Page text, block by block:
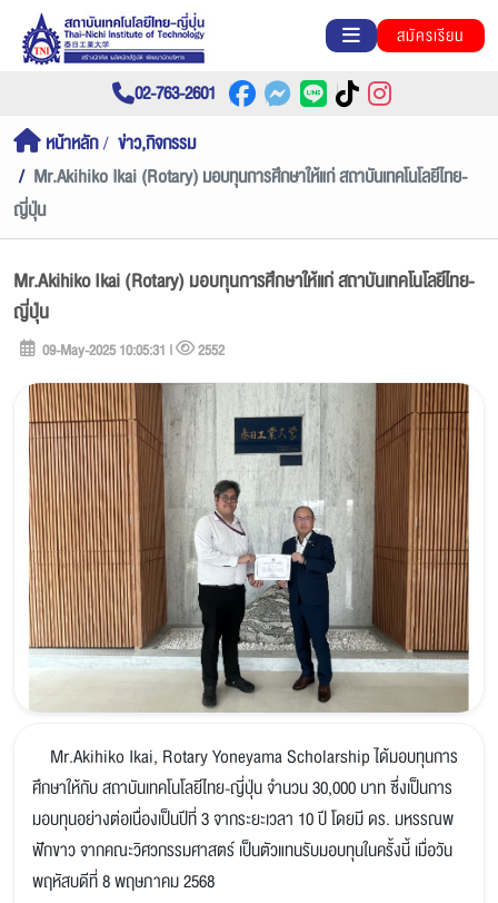
สมัครเรียน
02-763-2601
หน้าหลัก
ข่าว,กิจกรรม
Mr.Akihiko Ikai (Rotary) มอบทุนการศึกษาให้แก่ สถาบันเทคโนโลยีไทย-
ญี่ปุ่น
Mr.Akihiko Ikai (Rotary) มอบทุนการศึกษาให้แก่ สถาบันเทคโนโลยีไทย-
ญี่ปุ่น
09-May-2025 10:05:31 | 2552
Mr.Akihiko Ikai, Rotary Yoneyama Scholarship ได้มอบทุนการ
ศึกษาให้กับ สถาบันเทคโนโลยีไทย-ญี่ปุ่น จำนวน 30,000 บาท ซึ่งเป็นการ
มอบทุนอย่างต่อเนื่องเป็นปีที่ 3 จากระยะเวลา 10 ปี โดยมี ดร. มหรรณพ
ฟักขาว จากคณะวิศวกรรมศาสตร์ เป็นตัวแทนรับมอบทุนในครั้งนี้ เมื่อวัน
พฤหัสบดีที่ 8 พฤษภาคม 2568